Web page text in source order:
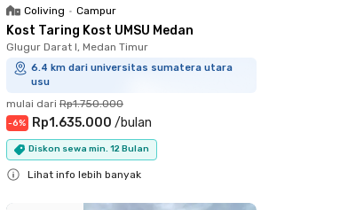
Coliving • Campur
Kost Taring Kost UMSU Medan
Glugur Darat I, Medan Timur
6.4 km dari universitas sumatera utara
usu
mulai dari Rp1.750.000
-6% Rp1.635.000 /bulan
Diskon sewa min. 12 Bulan
Lihat info lebih banyak